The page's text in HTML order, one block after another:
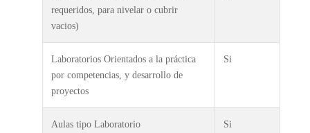
requeridos, para nivelar o cubrir
vacios)
Laboratorios Orientados a la práctica
por competencias, y desarrollo de
proyectos
Si
Aulas tipo Laboratorio Si